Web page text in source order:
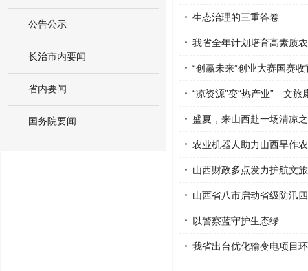
公告公示
长治市内要闻
省内要闻
国务院要闻
生态治理的三重答卷
我省全年计划培育高素质
“创赢未来”创业大赛国赛
“凉资源”变“热产业” 文旅
盛夏，来山西赴一场清凉
农业机器人助力山西旱作
山西财政多点发力护航文
山西省八市启动省级防汛
以警察蓝守护生态绿
我省出台优化输变电项目